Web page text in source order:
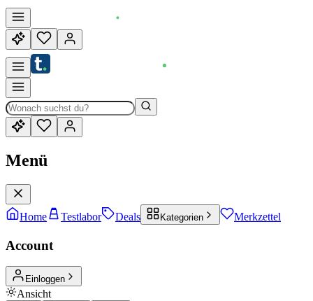
Menü
Home Testlabor Deals Kategorien Merkzettel
Account
Einloggen
Ansicht